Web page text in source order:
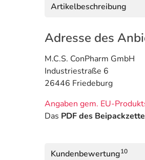
Artikelbeschreibung
Adresse des
M.C.S. ConPharm GmbH
Industriestraße 6
26446 Friedeburg
Angaben gem. EU-
Das PDF des
Kundenbewertung10